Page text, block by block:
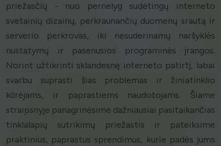
priežasčių - nuo pernelyg sudėtingų interneto
svetainių dizainų, perkraunančių duomenų srautą ir
serverio perkrovas, iki nesuderinamų naršyklės
nustatymų ir pasenusios programinės įrangos.
Norint užtikrinti sklandesnę interneto patirtį, labai
svarbu suprasti šias problemas ir žiniatinklio
kūrėjams, ir paprastiems naudotojams. Šiame
straipsnyje panagrinėsime dažniausiai pasitaikančias
tinklalapių sutrikimų priežastis ir pateiksime
praktinius, paprastus sprendimus, kurie padės jums